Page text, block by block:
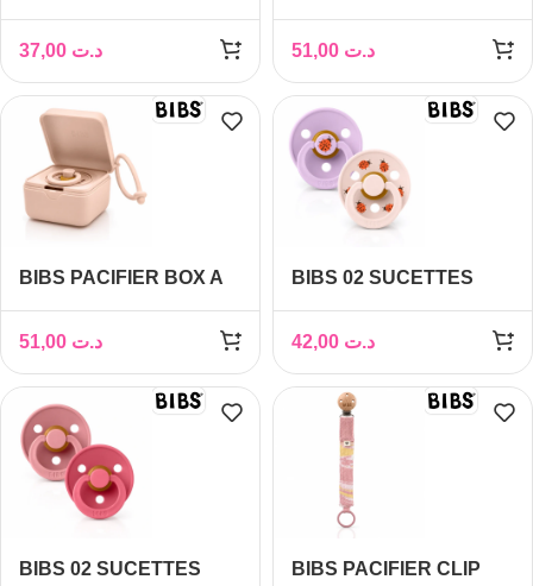
BABY BLUE 0M+ 150ML
د.ت
د.ت
BIBS PACIFIER BOX A
د.ت
BIBS 02 SUCETTES
RUBBER LADYBUG
VIOLET SKY MIX 0M+
SIZE 1
د.ت
BIBS 02 SUCETTES
BIBS PACIFIER CLIP